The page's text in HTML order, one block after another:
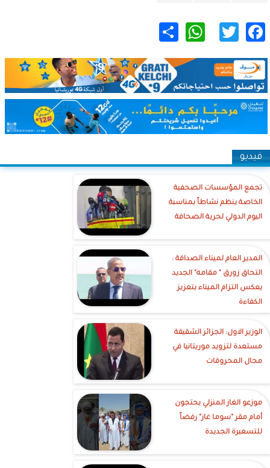
Facebook
Twitter
WhatsApp
فيديو
تجمع المؤسسات الصحفية
الخاصة ينظم نشاطاً بمناسبة
اليوم الدولي لحرية الصحافة
‎المدير العام لميناء الصداقة :
التحاق زورق " مقامه" الجديد
يعكس التزام الميناء بتعزيز
الكفاءة
الوزير الاول: الجزائر الشقيقة
مستعدة لتزويد موريتانيا في
مجال المحروقات
موزعو الغاز المنزلي يحتجون
أمام مقر "سوما غاز" رفضاً
للتسعيرة الجديدة